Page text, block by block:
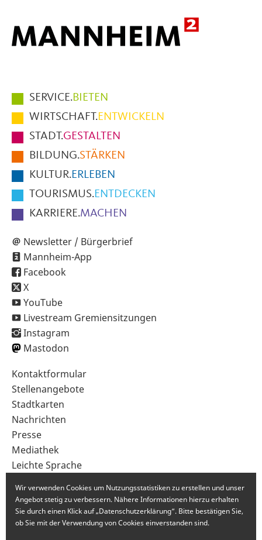
Hauptmenüpunkte
im
Fußbereich
der
Seite
SERVICE.BIETEN
WIRTSCHAFT.ENTWICKELN
STADT.GESTALTEN
BILDUNG.STÄRKEN
KULTUR.ERLEBEN
TOURISMUS.ENTDECKEN
KARRIERE.MACHEN
Newsletter / Bürgerbrief
Mannheim-App
Facebook
X
YouTube
Livestream Gremiensitzungen
Instagram
Mastodon
Sekundärnavigation
im
Fußbereich
Kontaktformular
Stellenangebote
Stadtkarten
Nachrichten
Presse
Mediathek
Leichte Sprache
Wir verwenden Cookies um Nutzungsstatistiken zu erstellen und unser
Angebot stetig zu verbessern. Nähere Informationen hierzu erhalten
Sie durch einen Klick auf „Datenschutzerklärung“. Bitte bestätigen Sie,
ob Sie mit der Verwendung von Cookies einverstanden sind.